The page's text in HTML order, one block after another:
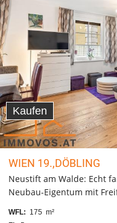
Kaufen
WIEN 19.,DÖBLING
Neustift am Walde: Echt
Neubau-Eigentum mit
WFL: 175 m²